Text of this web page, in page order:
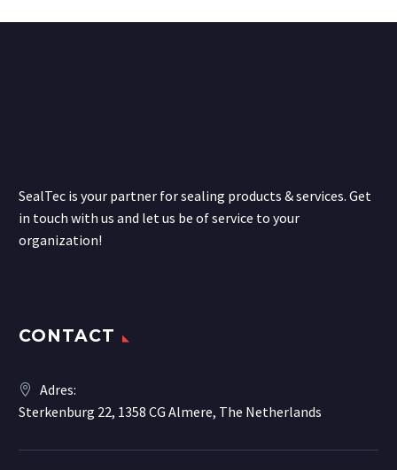
SealTec is your partner for sealing products & services. Get
in touch with us and let us be of service to your
organization!
CONTACT
Adres:
Sterkenburg 22, 1358 CG Almere, The Netherlands